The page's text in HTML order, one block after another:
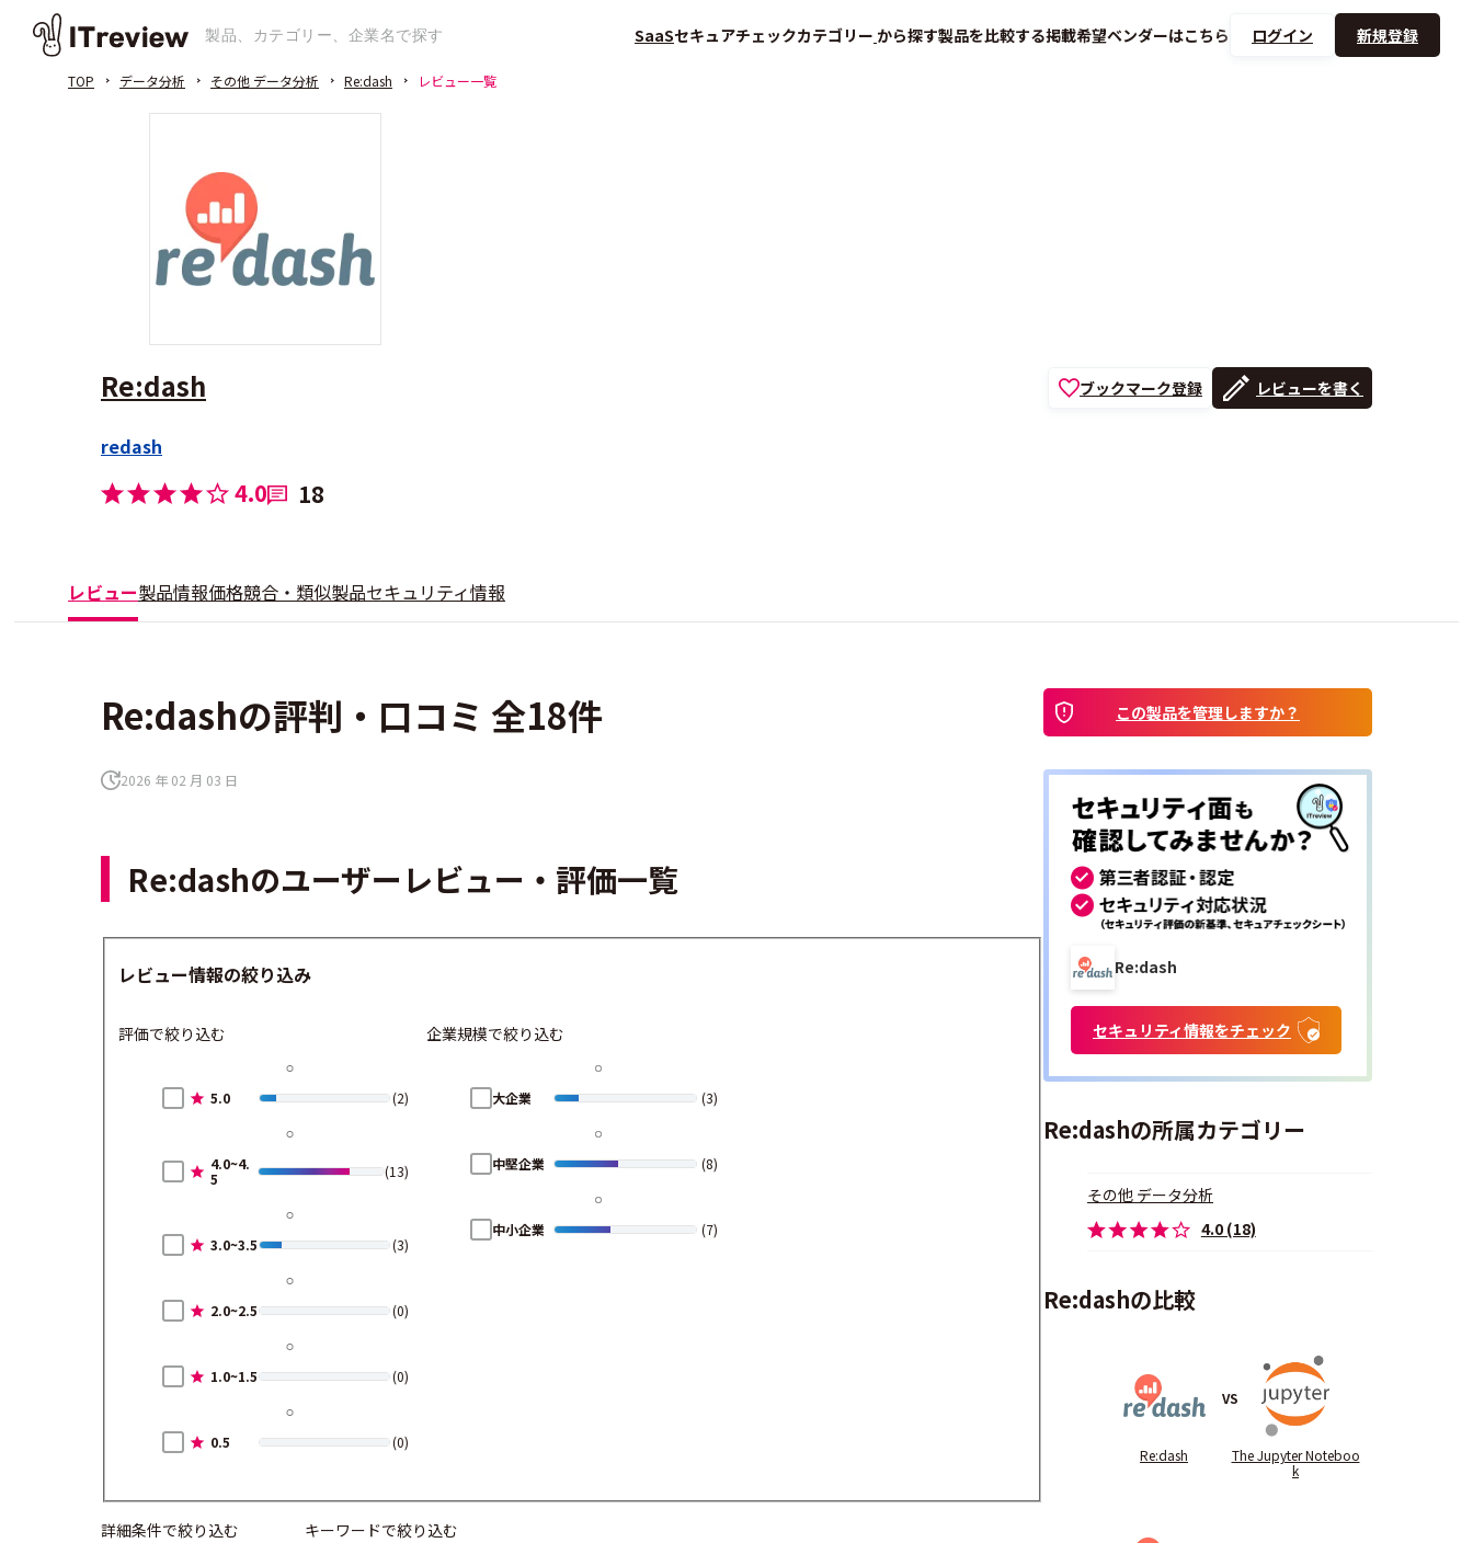
SaaSセキュアチェックカテゴリー から探す製品を比較する掲載希望ベンダーはこちら ログイン 新規登録
TOP データ分析 その他 データ分析 Re:dash レビュー一覧
Re:dash
redash
4.0 18
ブックマーク登録 レビューを書く
レビュー製品情報価格競合・類似製品セキュリティ情報
Re:dashの評判・口コミ 全18件
2026 年 02 月 03 日
Re:dashのユーザーレビュー・評価一覧
レビュー情報の絞り込み
評価で絞り込む
5.0 (2)
4.0~4.
5
(13)
3.0~3.5 (3)
2.0~2.5 (0)
1.0~1.5 (0)
0.5 (0)
企業規模で絞り込む
大企業 (3)
中堅企業 (8)
中小企業 (7)
詳細条件で絞り込む
キーワードで絞り込む
この製品を管理しますか？
Re:dash
セキュリティ情報をチェック
Re:dashの所属カテゴリー
その他 データ分析
4.0 (18)
Re:dashの比較
Re:dash
VS
The Jupyter Noteboo
k